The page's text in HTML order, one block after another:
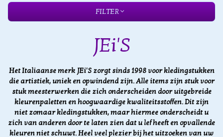
FILTER
JEi'S
Het Italiaanse merk JEi'S zorgt sinds 1998 voor kledingstukken
die artistiek, uniek en opwindend zijn. Alle items zijn stuk voor
stuk meesterwerken die zich onderscheiden door uitgebreide
kleurenpaletten en hoogwaardige kwaliteitsstoffen. Dit zijn
niet zomaar kledingstukken, maar hiermee onderscheidt u
zich van anderen door te laten zien dat u lef heeft en opvallende
kleuren niet schuwt.Heel veel plezier bij het uitzoeken van uw